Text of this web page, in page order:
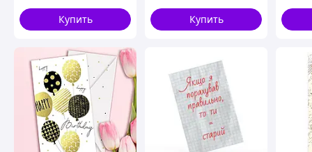
Купить
Купить